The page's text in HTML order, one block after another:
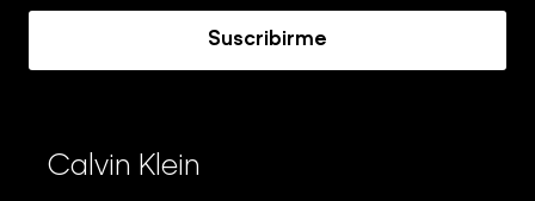
Suscribirme
Calvin Klein